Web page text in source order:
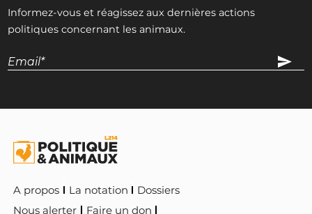
Informez-vous et réagissez aux dernières actions
politiques concernant les animaux.
A propos La notation
Dossiers
Nous alerter
Faire un don